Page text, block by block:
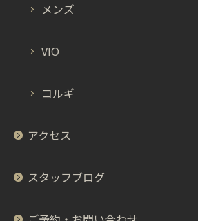
メンズ
VIO
コルギ
アクセス
スタッフブログ